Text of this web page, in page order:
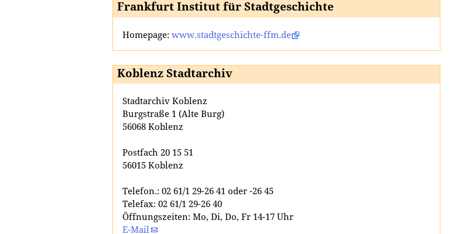
Frankfurt Institut für Stadtgeschichte
Homepage: www.stadtgeschichte-ffm.de
Koblenz Stadtarchiv
Stadtarchiv Koblenz
Burgstraße 1 (Alte Burg)
56068 Koblenz
Postfach 20 15 51
56015 Koblenz
Telefon.: 02 61/1 29-26 41 oder -26 45
Telefax: 02 61/1 29-26 40
Öffnungszeiten: Mo, Di, Do, Fr 14-17 Uhr
E-Mail